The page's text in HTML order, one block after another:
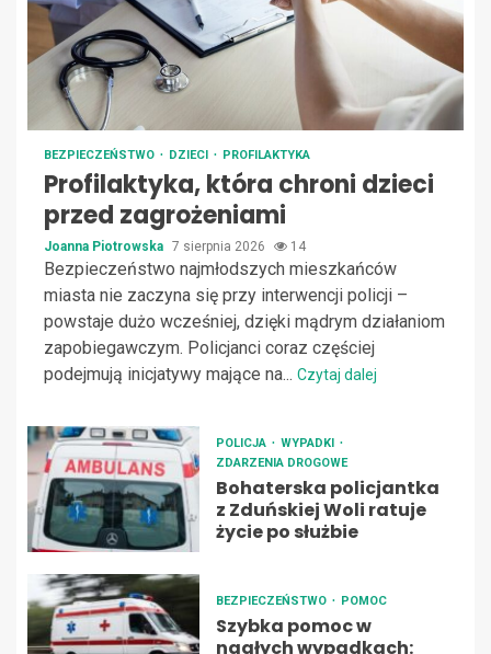
BEZPIECZEŃSTWO DZIECI PROFILAKTYKA
Profilaktyka, która chroni dzieci
przed zagrożeniami
Joanna Piotrowska 7 sierpnia 2026 14
Bezpieczeństwo najmłodszych mieszkańców
miasta nie zaczyna się przy interwencji policji –
powstaje dużo wcześniej, dzięki mądrym działaniom
zapobiegawczym. Policjanci coraz częściej
podejmują inicjatywy mające na... Czytaj dalej
POLICJA
WYPADKI
ZDARZENIA DROGOWE
Bohaterska policjantka
z Zduńskiej Woli ratuje
życie po służbie
BEZPIECZEŃSTWO POMOC
Szybka pomoc w
nagłych wypadkach: